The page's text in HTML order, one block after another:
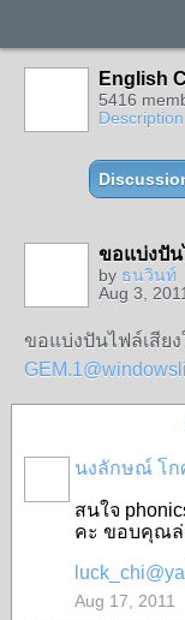
English
5416
Description
ขอแบ่งปัน
by ธนวินท์
Aug 3, 2011
ขอแบ่งปันไฟล์เสีย
นงลักษณ์ โก
สนใจ
คะ ขอบคุณล่
Aug 17, 2011